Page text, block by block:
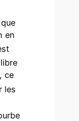
en
, ce
les